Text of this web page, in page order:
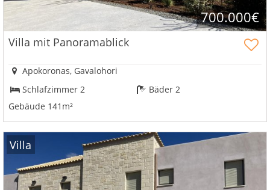
700.000€
Villa mit Panoramablick
Apokoronas, Gavalohori
Schlafzimmer 2
Bäder 2
Gebäude 141m²
Villa